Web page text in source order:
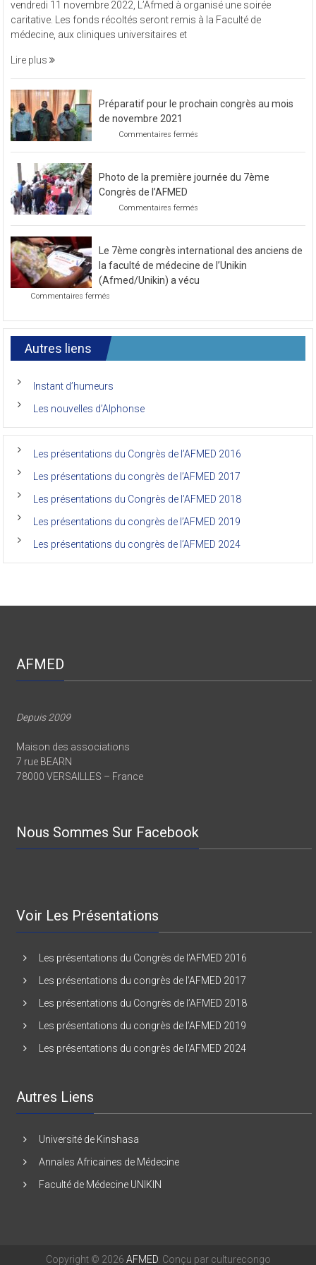
à
organisé
une
vendredi 11 novembre 2022, L’Afmed à organisé une soirée
caritative. Les fonds récoltés seront remis à la Faculté de
médecine, aux cliniques universitaires et
Lire plus
Préparatif pour le prochain congrès au mois
de novembre 2021
Commentaires fermés
prochain
de
2021
Photo de la première journée du 7ème
Congrès de l’AFMED
Commentaires fermés
première
journée
7ème
l’AFMED
Le 7ème congrès international des anciens de
la faculté de médecine de l’Unikin
(Afmed/Unikin) a vécu
Commentaires fermés
congrès
international
anciens
la
de
de
(Afmed/Unikin)
vécu
Autres liens
Instant d’humeurs
Les nouvelles d’Alphonse
Les présentations du Congrès de l’AFMED 2016
Les présentations du congrès de l’AFMED 2017
Les présentations du Congrès de l’AFMED 2018
Les présentations du congrès de l’AFMED 2019
Les présentations du congrès de l’AFMED 2024
AFMED
Depuis 2009
Maison des associations
7 rue BEARN
78000 VERSAILLES – France
Nous Sommes Sur Facebook
Voir Les Présentations
Les présentations du Congrès de l’AFMED 2016
Les présentations du congrès de l’AFMED 2017
Les présentations du Congrès de l’AFMED 2018
Les présentations du congrès de l’AFMED 2019
Les présentations du congrès de l’AFMED 2024
Autres Liens
Université de Kinshasa
Annales Africaines de Médecine
Faculté de Médecine UNIKIN
Copyright © 2026 AFMED. Conçu par culturecongo